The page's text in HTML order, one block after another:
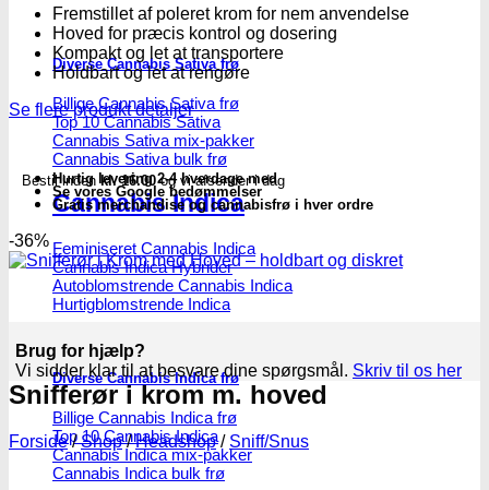
Diverse Cannabis Sativa frø
Billige Cannabis Sativa frø
Top 10 Cannabis Sativa
Cannabis Sativa mix-pakker
Cannabis Sativa bulk frø
Cannabis Indica
Feminiseret Cannabis Indica
Cannabis Indica Hybrider
Autoblomstrende Cannabis Indica
Hurtigblomstrende Indica
Diverse Cannabis Indica frø
Billige Cannabis Indica frø
Top 10 Cannabis Indica
Cannabis Indica mix-pakker
Cannabis Indica bulk frø
Fremstillet af poleret krom for nem anvendelse
Hoved for præcis kontrol og dosering
Kompakt og let at transportere
Holdbart og let at rengøre
Se flere produkt detaljer
Bestil indenkl. 16.00og vi afsender i dag
Hurtig levering 2-4 hverdage med
Se vores Google bedømmelser
Gratis merchandise og cannabisfrø i hver ordre
-36%
Brug for hjælp?
Vi sidder klar til at besvare dine spørgsmål. Skriv til os her
Snifferør i krom m. hoved
Forside / Shop / Headshop / Sniff/Snus